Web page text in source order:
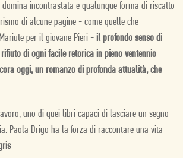
incontrastata e qualunque forma di riscatto
di alcune pagine - come quelle che
per il giovane Pieri - il profondo senso di
di ogni facile retorica in pieno ventennio
oggi, un romanzo di profonda attualità, che
uno di quei libri capaci di lasciare un segno
Paola Drigo ha la forza di raccontare una vita